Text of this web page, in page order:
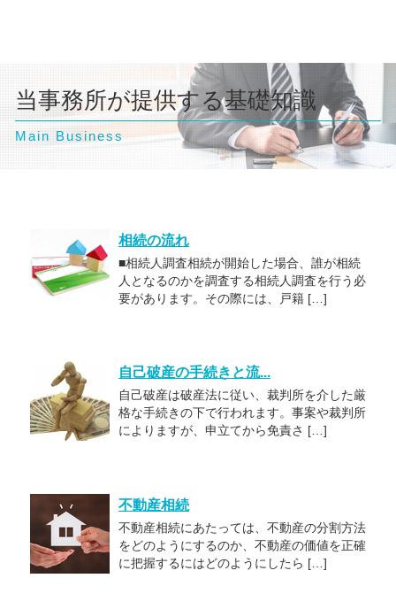
当事務所が提供する基礎知識
Main Business
相続の流れ
■相続人調査相続が開始した場合、誰が相続
人となるのかを調査する相続人調査を行う必
要があります。その際には、戸籍 […]
自己破産の手続きと流...
自己破産は破産法に従い、裁判所を介した厳
格な手続きの下で行われます。事案や裁判所
によりますが、申立てから免責さ […]
不動産相続
不動産相続にあたっては、不動産の分割方法
をどのようにするのか、不動産の価値を正確
に把握するにはどのようにしたら […]